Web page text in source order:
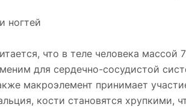
ногтей
что в теле человека массой
для сердечно-сосудистой
макроэлемент принимает
кости становятся хрупкими,